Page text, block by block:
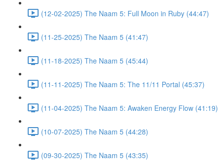
(12-02-2025) The Naam 5: Full Moon in Ruby (44:47)
(11-25-2025) The Naam 5 (41:47)
(11-18-2025) The Naam 5 (45:44)
(11-11-2025) The Naam 5: The 11/11 Portal (45:37)
(11-04-2025) The Naam 5: Awaken Energy Flow (41:19)
(10-07-2025) The Naam 5 (44:28)
(09-30-2025) The Naam 5 (43:35)